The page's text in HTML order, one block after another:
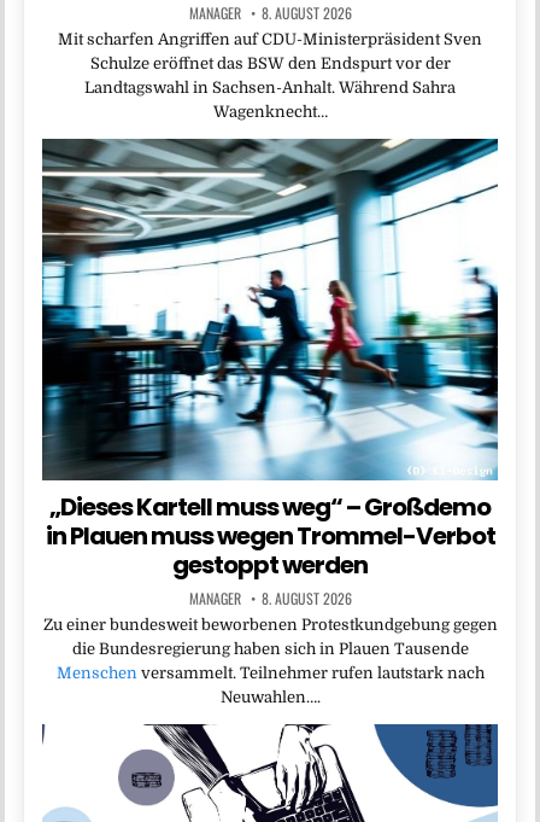
MANAGER 8. AUGUST 2026
Mit scharfen Angriffen auf CDU-Ministerpräsident Sven
Schulze eröffnet das BSW den Endspurt vor der
Landtagswahl in Sachsen-Anhalt. Während Sahra
Wagenknecht…
„Dieses Kartell muss weg“ – Großdemo
in Plauen muss wegen Trommel-Verbot
gestoppt werden
MANAGER 8. AUGUST 2026
Zu einer bundesweit beworbenen Protestkundgebung gegen
die Bundesregierung haben sich in Plauen Tausende
Menschen versammelt. Teilnehmer rufen lautstark nach
Neuwahlen….